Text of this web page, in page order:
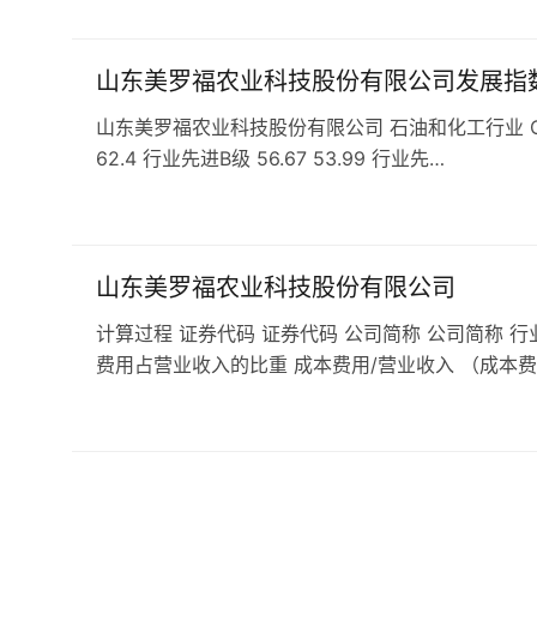
山东美罗福农业科技股份有限公司发展指
山东美罗福农业科技股份有限公司 石油和化工行
62.4 行业先进B级 56.67 53.99 行业先…
山东美罗福农业科技股份有限公司
计算过程 证券代码 证券代码 公司简称 公司简称
费用占营业收入的比重 成本费用/营业收入 （成本